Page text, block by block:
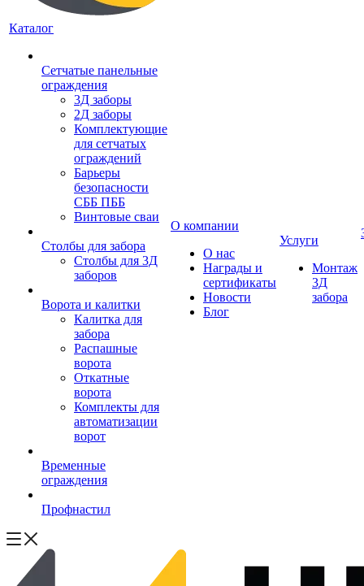
Каталог
Сетчатые панельные
ограждения
3Д заборы
2Д заборы
Комплектующие
для сетчатых
ограждений
Барьеры
безопасности
СББ ПББ
Винтовые сваи
Столбы для забора
Столбы для 3Д
заборов
Ворота и калитки
Калитка для
забора
Распашные
ворота
Откатные
ворота
Комплекты для
автоматизации
ворот
Временные
ограждения
Профнастил
О компании
О нас
Награды и
сертификаты
Новости
Блог
Услуги
Монтаж
3Д
забора